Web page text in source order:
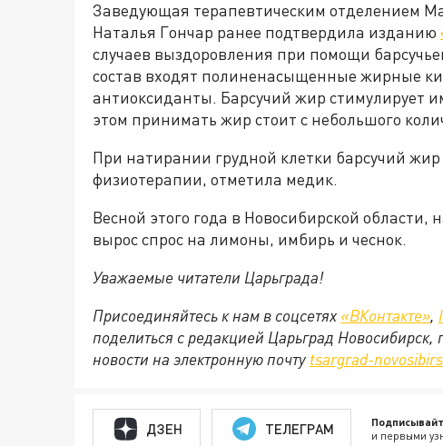
Заведующая терапевтическим отделением
Наталья Гончар ранее подтвердила изданию
случаев выздоровления при помощи
состав входят полиненасыщенные жирные
антиоксиданты. Барсучий жир стимулирует
этом принимать жир стоит с небольшого
При натирании грудной клетки барсучий
физиотерапии, отметила медик.
Весной этого года в Новосибирской области,
вырос спрос на лимоны, имбирь и чеснок.
Уважаемые читатели Царьграда!
Присоединяйтесь к нам в соцсетях «ВКонтакте»,
поделиться с редакцией Царьград
новости на электронную почту tsargrad-
ДЗЕН ТЕЛЕГРАМ и первыми